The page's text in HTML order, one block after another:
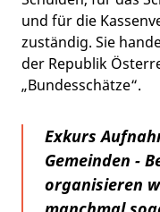
und für die
zuständig. Sie
der Republik
„Bundesschätze“.
Exkurs
Gemeinden -
organisieren